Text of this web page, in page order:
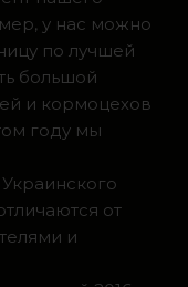
у нас можно
по лучшей
большой
и кормоцехов
году мы
от
и